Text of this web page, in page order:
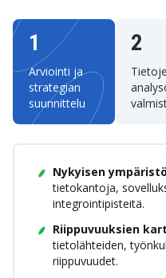
1
Arviointi ja
strategian
suunnittelu
2
Nykyisen
tietokantoja,
integrointipisteitä.
Riippuvuuksien
tietolähteiden,
riippuvuudet.